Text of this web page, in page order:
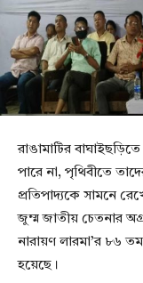
রাঙামাটির
পারে না, পৃথিবীতে
প্রতিপাদ্যকে সামনে
জুম্ম জাতীয় চেতনার
নারায়ণ লারমা’র ৮৬
হয়েছে।